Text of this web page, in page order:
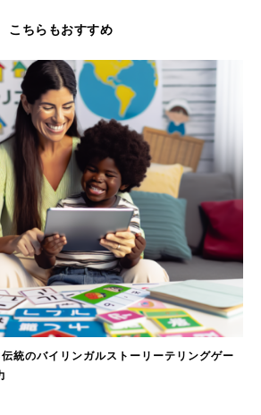
こちらもおすすめ
統のバイリンガルストーリーテリングゲー